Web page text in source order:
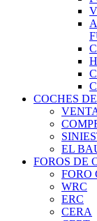
COCHES
EL
FOROS DE
FORO
WRC
ERC
CERA